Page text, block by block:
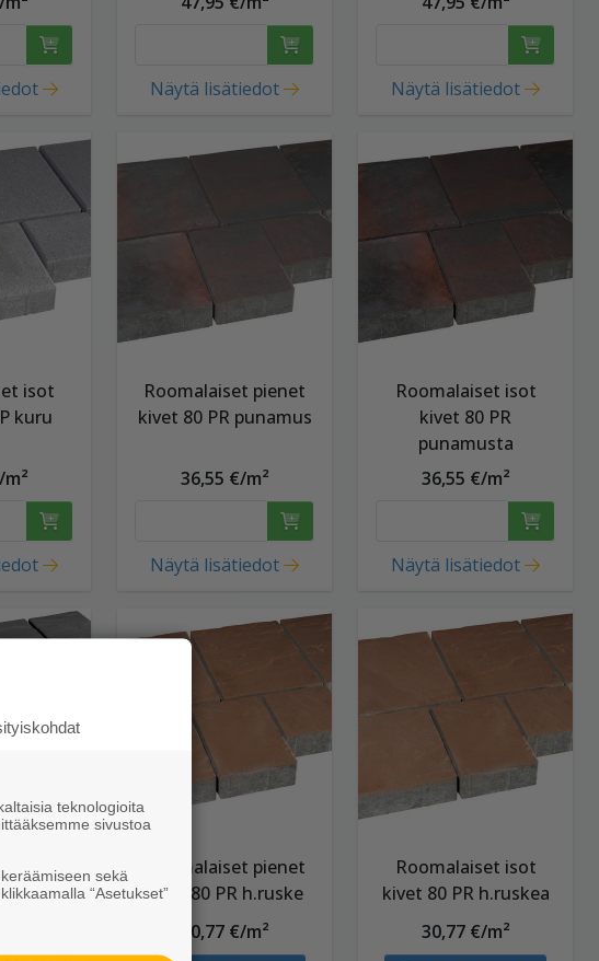
Näytä lisätiedot Näytä lisätiedot
isot
kuru
Roomalaiset pienet
kivet 80 PR punamus
36,55 €/m²
Näytä lisätiedot
Roomalaiset isot
kivet 80 PR
punamusta
36,55 €/m²
Näytä lisätiedot
isot
Roomalaiset pienet
kivet 80 PR h.ruske
30,77 €/m²
Roomalaiset isot
kivet 80 PR h.ruskea
30,77 €/m²
teknologioita
sivustoa
sekä
“Asetukset”